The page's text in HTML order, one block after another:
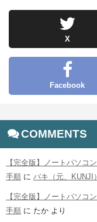
X
Facebook
COMMENTS
【完全版】ノートパソコ
手順 に バキ（元、KUNJI）
【完全版】ノートパソコ
手順 に たか より